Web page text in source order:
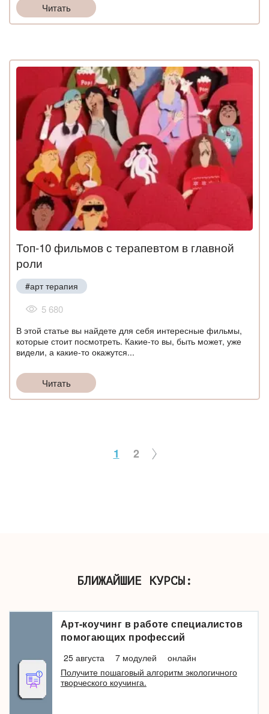
Читать
Топ-10 фильмов с терапевтом в главной
роли
#арт терапия
5 680
В этой статье вы найдете для себя интересные фильмы,
которые стоит посмотреть. Какие-то вы, быть может, уже
видели, а какие-то окажутся...
Читать
1 2
БЛИЖАЙШИЕ КУРСЫ:
Арт-коучинг в работе специалистов
помогающих профессий
25 августа 7 модулей
онлайн
Получите пошаговый алгоритм экологичного
творческого коучинга.